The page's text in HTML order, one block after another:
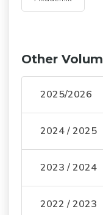
Other
2025/2026
2024 / 2025
2023 / 2024
2022 / 2023